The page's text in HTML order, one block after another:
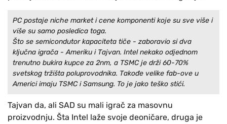
PC postaje niche market i cene komponenti koje su sve više i
više su samo posledica toga.
Što se semicondutor kapaciteta tiče - zaboravio si dva
ključna igrača - Ameriku i Tajvan. Intel nekako odjednom
trenutno bukira kupce za 2nm, a TSMC je drži 60-70%
svetskog tržišta poluprovodnika. Takođe velike fab-ove u
Americi imaju TSMC i Samsung. To je jako teško stići.
Tajvan da, ali SAD su mali igrač za masovnu
proizvodnju. Šta Intel laže svoje deoničare, druga je